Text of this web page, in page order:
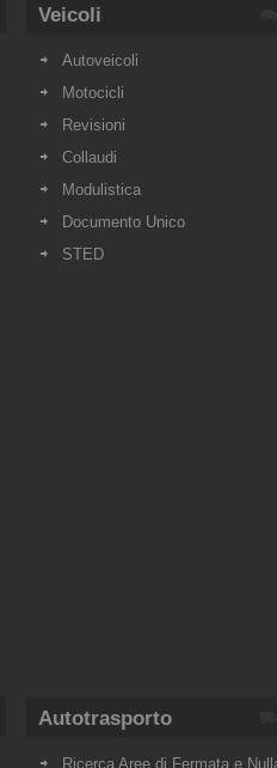
Veicoli
Autoveicoli
Motocicli
Revisioni
Collaudi
Modulistica
Documento Unico
STED
Autotrasporto
Ricerca Aree di Fermata e